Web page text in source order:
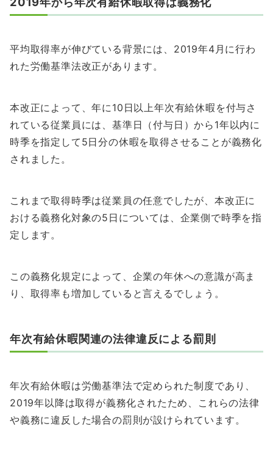
平均取得率が伸びている背景には、2019年4月に行わ
れた労働基準法改正があります。
本改正によって、年に10日以上年次有給休暇を付与さ
れている従業員には、基準日（付与日）から1年以内に
時季を指定して5日分の休暇を取得させることが義務化
されました。
これまで取得時季は従業員の任意でしたが、本改正に
おける義務化対象の5日については、企業側で時季を指
定します。
この義務化規定によって、企業の年休への意識が高ま
り、取得率も増加していると言えるでしょう。
年次有給休暇関連の法律違反による罰則
年次有給休暇は労働基準法で定められた制度であり、
2019年以降は取得が義務化されたため、これらの法律
や義務に違反した場合の罰則が設けられています。